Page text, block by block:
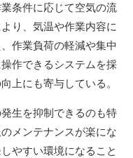
条件に応じて空気の流
り、気温や作業内容に
作業負荷の軽減や集中
作できるシステムを採
上にも寄与している。
生を抑制できるのも特
メンテナンスが楽にな
やすい環境になること